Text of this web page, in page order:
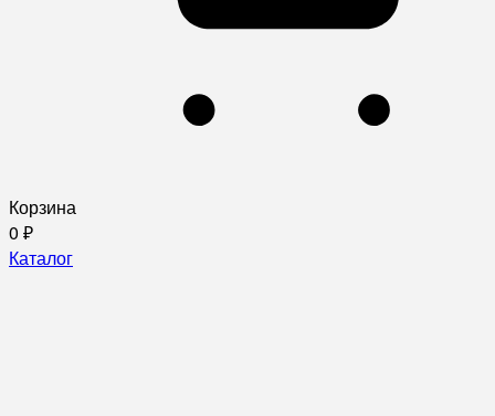
Корзина
0 ₽
Каталог